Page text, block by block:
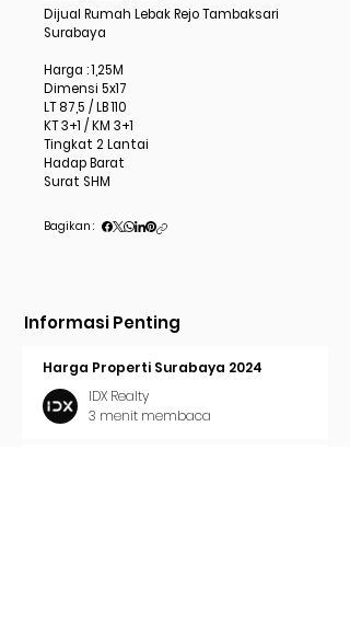
Dijual Rumah Lebak Rejo Tambaksari
Surabaya
Harga : 1,25M
Dimensi 5x17
LT 87,5 / LB 110
KT 3+1 / KM 3+1
Tingkat 2 Lantai
Hadap Barat
Surat SHM
Bagikan :
Informasi Penting
Harga Properti Surabaya 2024
IDX Realty
3 menit membaca